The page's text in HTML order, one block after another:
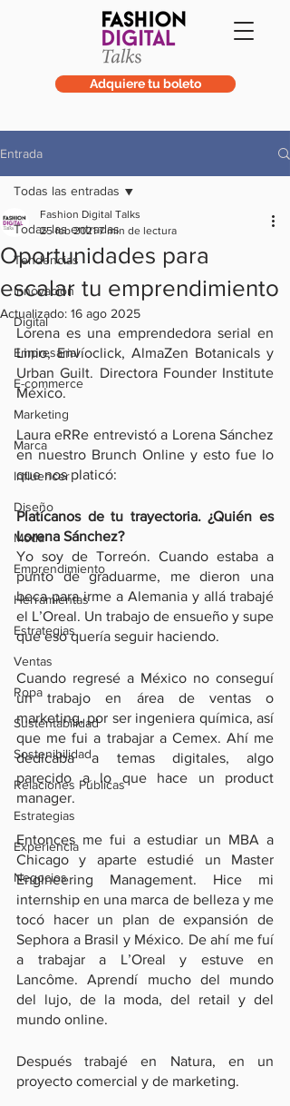
Adquiere tu boleto
Entrada
Todas las entradas
Tendencias
Innovación
Digital
Empresarial
E-commerce
Marketing
Marca
Influencer
Diseño
Moda
Emprendimiento
Herramientas
Estrategias
Ventas
Ropa
Sustentabilidad
Sostenibilidad
Relaciones Públicas
Estrategias
Experiencia
Negocios
Todas las entradas
Oportunidades para
escalar tu emprendimiento
Fashion Digital Talks
25 feb 2021 7 min de lectura
Actualizado: 16 ago 2025
Lorena es una emprendedora serial en
Linio, Envíoclick, AlmaZen Botanicals y
Urban Guilt. Directora Founder Institute
México.
Laura eRRe entrevistó a Lorena Sánchez
en nuestro Brunch Online y esto fue lo
que nos platicó:
Platícanos de tu trayectoria. ¿Quién es
Lorena Sánchez?
Yo soy de Torreón. Cuando estaba a
punto de graduarme, me dieron una
beca para irme a Alemania y allá trabajé
el L’Oreal. Un trabajo de ensueño y supe
que eso quería seguir haciendo.
Cuando regresé a México no conseguí
un trabajo en área de ventas o
marketing, por ser ingeniera química, así
que me fui a trabajar a Cemex. Ahí me
dedicaba a temas digitales, algo
parecido a lo que hace un product
manager.
Entonces me fui a estudiar un MBA a
Chicago y aparte estudié un Master
Engineering Management. Hice mi
internship en una marca de belleza y me
tocó hacer un plan de expansión de
Sephora a Brasil y México. De ahí me fuí
a trabajar a L’Oreal y estuve en
Lancôme. Aprendí mucho del mundo
del lujo, de la moda, del retail y del
mundo online.
Después trabajé en Natura, en un
proyecto comercial y de marketing.